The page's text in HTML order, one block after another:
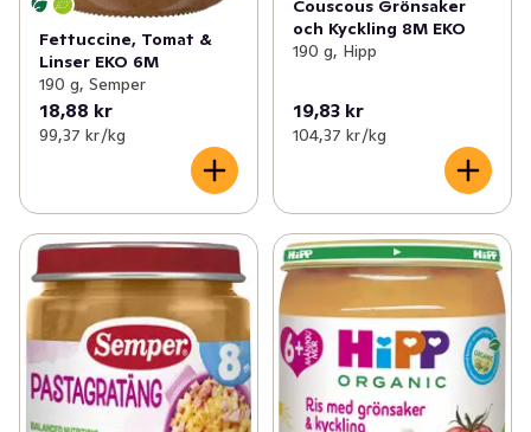
Fettuccine, Tomat &
Linser EKO 6M
190 g, Semper
18,88 kr
99,37 kr /kg
Couscous Grönsaker
och Kyckling 8M EKO
190 g, Hipp
19,83 kr
104,37 kr /kg